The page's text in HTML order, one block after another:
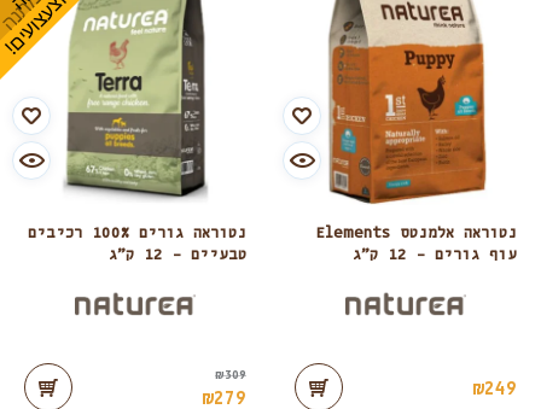
נטוראה אלמנטס Elements
עוף גורים – 12 ק”ג
₪249
נטוראה גורים 100% רכיבים
טבעיים – 12 ק”ג
₪309
₪279